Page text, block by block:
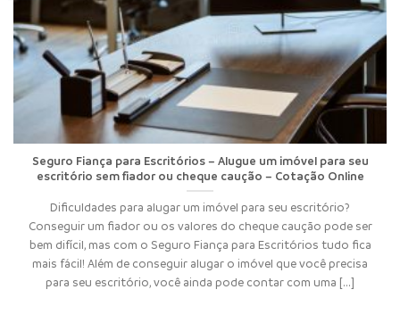
Seguro Fiança para Escritórios – Alugue um imóvel para seu
escritório sem fiador ou cheque caução – Cotação Online
Dificuldades para alugar um imóvel para seu escritório?
Conseguir um fiador ou os valores do cheque caução pode ser
bem difícil, mas com o Seguro Fiança para Escritórios tudo fica
mais fácil! Além de conseguir alugar o imóvel que você precisa
para seu escritório, você ainda pode contar com uma [...]